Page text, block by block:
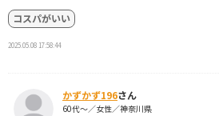
コスパがいい
2025.05.08 17:58:44
かずかず196さん
60代～／女性／神奈川県